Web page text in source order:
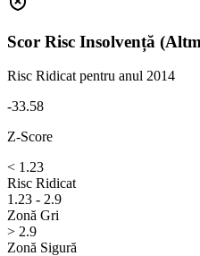
Scor Risc Insolvență
Risc Ridicat pentru anul 2014
-33.58
Z-Score
< 1.23
Risc Ridicat
1.23 - 2.9
Zonă Gri
> 2.9
Zonă Sigură